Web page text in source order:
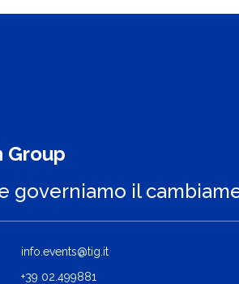
Group
governiamo il
info.events@tig.it
+39 02.499881